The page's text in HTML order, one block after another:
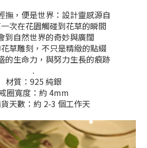
撫，便是世界： 設計靈感源自
次在花園觸碰到花草的瞬間
到自然世界的奇妙與廣闊
草雕刻，不只是精緻的點綴
的生命力，與努力生長的痕跡
.
材質：925 純銀
圈寬度：約 4mm
天數：約 2-3 個工作天